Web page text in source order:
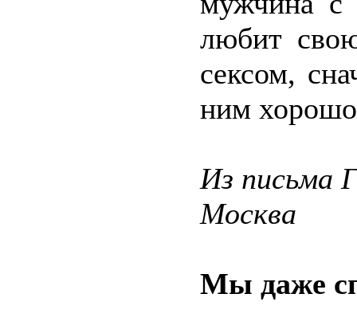
любит
сексом,
ним
Из письма
Москва
Мы даже